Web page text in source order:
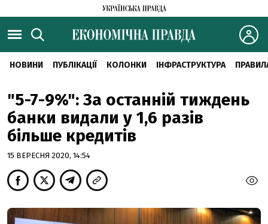
НОВИНИ ПУБЛІКАЦІЇ КОЛОНКИ ІНФРАСТРУКТУРА
"5-7-9%": За останній тиждень
банки видали у 1,6 разів
більше кредитів
15 ВЕРЕСНЯ 2020, 14:54